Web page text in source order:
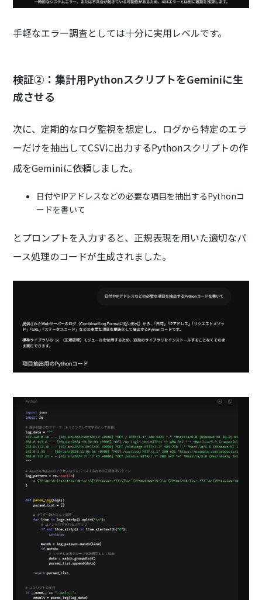
手軽なエラー調査としては十分に実用レベルです。
検証②：集計用PythonスクリプトをGeminiに生
成させる
次に、定期的なログ監視を想定し、ログから特定のエラ
ーだけを抽出してCSVに出力するPythonスクリプトの作
成をGeminiに依頼しました。
日付やIPアドレスなどの必要な項目を抽出するPythonコ
ードを書いて
とプロンプトを入力すると、正規表現を用いた適切なパ
ース処理のコードが生成されました。